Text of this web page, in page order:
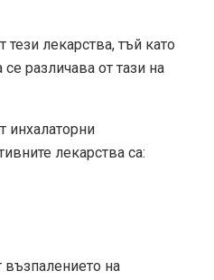
лекарства, тъй като
се различава от тази на
инхалаторни
лекарства са:
възпалението на